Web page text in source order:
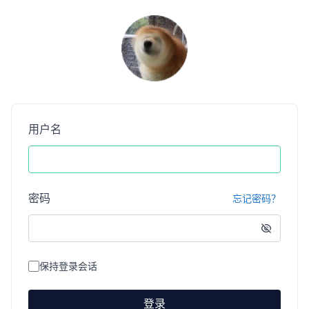
用户名
密码 忘记密码？
保持登录会话
登录